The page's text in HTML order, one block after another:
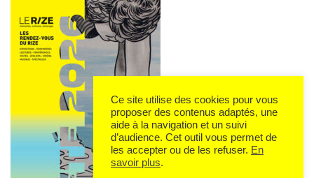
Ce site utilise des cookies pour vous
proposer des contenus adaptés, une
aide à la navigation et un suivi
d’audience. Cet outil vous permet de
les accepter ou de les refuser. En
savoir plus.